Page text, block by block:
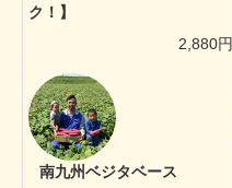
ク！】
2,880円
南九州ベジタベース